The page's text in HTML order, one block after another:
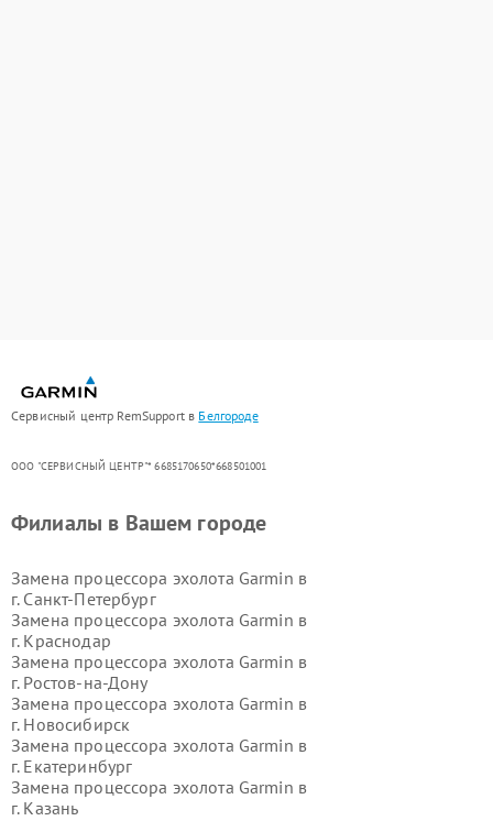
Сервисный центр RemSupport в Белгороде
ООО "СЕРВИСНЫЙ ЦЕНТР"* 6685170650*668501001
Филиалы в Вашем городе
Замена процессора эхолота Garmin в
г. Санкт-Петербург
Замена процессора эхолота Garmin в
г. Краснодар
Замена процессора эхолота Garmin в
г. Ростов-на-Дону
Замена процессора эхолота Garmin в
г. Новосибирск
Замена процессора эхолота Garmin в
г. Екатеринбург
Замена процессора эхолота Garmin в
г. Казань